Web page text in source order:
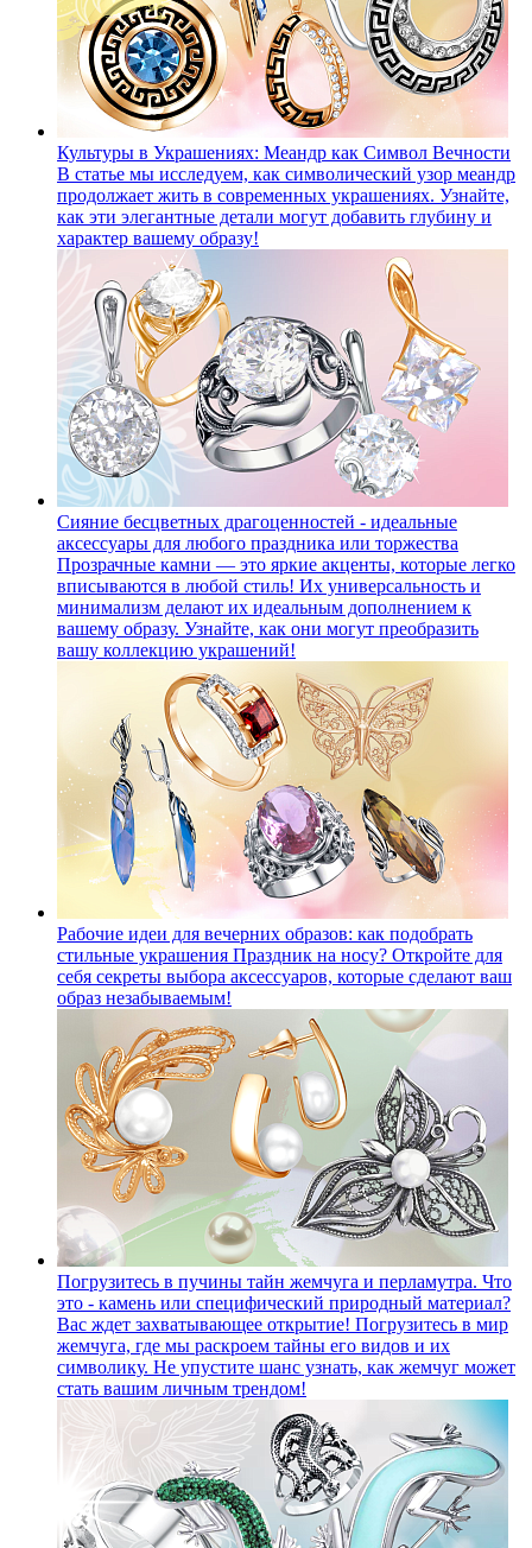
Культуры в Украшениях: Меандр как Символ Вечности
В статье мы исследуем, как символический узор меандр
продолжает жить в современных украшениях. Узнайте,
как эти элегантные детали могут добавить глубину и
характер вашему образу!
Сияние бесцветных драгоценностей - идеальные
аксессуары для любого праздника или торжества
Прозрачные камни — это яркие акценты, которые легко
вписываются в любой стиль! Их универсальность и
минимализм делают их идеальным дополнением к
вашему образу. Узнайте, как они могут преобразить
вашу коллекцию украшений!
Рабочие идеи для вечерних образов: как подобрать
стильные украшения Праздник на носу? Откройте для
себя секреты выбора аксессуаров, которые сделают ваш
образ незабываемым!
Погрузитесь в пучины тайн жемчуга и перламутра. Что
это - камень или специфический природный материал?
Вас ждет захватывающее открытие! Погрузитесь в мир
жемчуга, где мы раскроем тайны его видов и их
символику. Не упустите шанс узнать, как жемчуг может
стать вашим личным трендом!